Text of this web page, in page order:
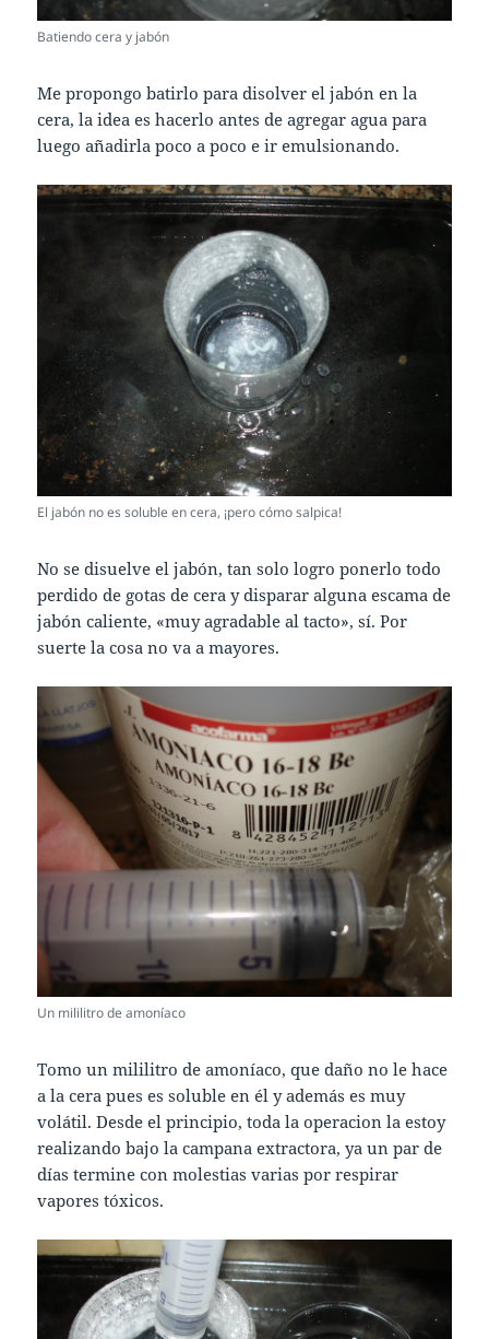
Batiendo cera y jabón
Me propongo batirlo para disolver el jabón en la
cera, la idea es hacerlo antes de agregar agua para
luego añadirla poco a poco e ir emulsionando.
El jabón no es soluble en cera, ¡pero cómo salpica!
No se disuelve el jabón, tan solo logro ponerlo todo
perdido de gotas de cera y disparar alguna escama de
jabón caliente, «muy agradable al tacto», sí. Por
suerte la cosa no va a mayores.
Un mililitro de amoníaco
Tomo un mililitro de amoníaco, que daño no le hace
a la cera pues es soluble en él y además es muy
volátil. Desde el principio, toda la operacion la estoy
realizando bajo la campana extractora, ya un par de
días termine con molestias varias por respirar
vapores tóxicos.